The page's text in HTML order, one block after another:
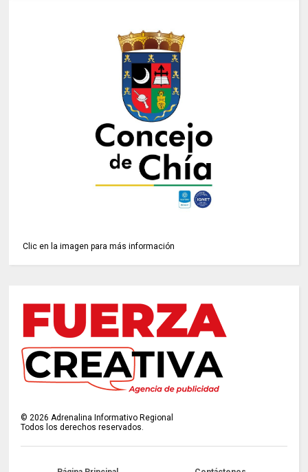
Clic en la imagen para más información
©2026 Adrenalina Informativo Regional
Todos los derechos reservados.